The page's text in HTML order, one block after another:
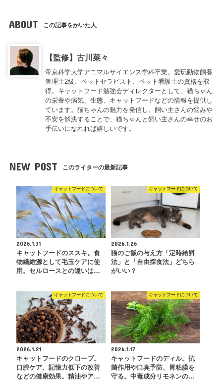
ABOUT この記事をかいた人
【監修】古川菜々
帝京科学大学アニマルサイエンス学科卒業。愛玩動物飼養
管理士2級、ペットセラピスト、ペット看護士の資格を取
得。キャットフード勉強会ディレクターとして、猫ちゃん
の栄養や病気、生態、キャットフードなどの情報を提供し
ています。猫ちゃんの魅力を発信し、飼い主さんの悩みや
不安を解決することで、猫ちゃんと飼い主さんの幸せのお
手伝いになれれば嬉しいです。
NEW POST このライターの最新記事
キャットフードについて
2026.1.31
キャットフードのススキ。食
物繊維源として毛玉ケアに使
用。セルロースとの違いは…
キャットフードについて
2026.1.26
猫のご飯の与え方「定時給餌
法」と「自由採食法」どちら
がいい？
キャットフードについて
2026.1.21
キャットフードのクローブ。
口腔ケア、記憶力低下の改善
などの健康効果。精油やア…
キャットフードについて
2026.1.17
キャットフードのディル。抗
菌作用や口臭予防、胃粘膜を
守る。中毒成分リモネンの…